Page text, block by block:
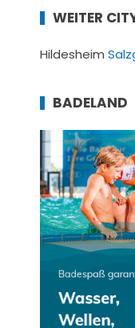
WEITER
Hildesheim
BADELAND